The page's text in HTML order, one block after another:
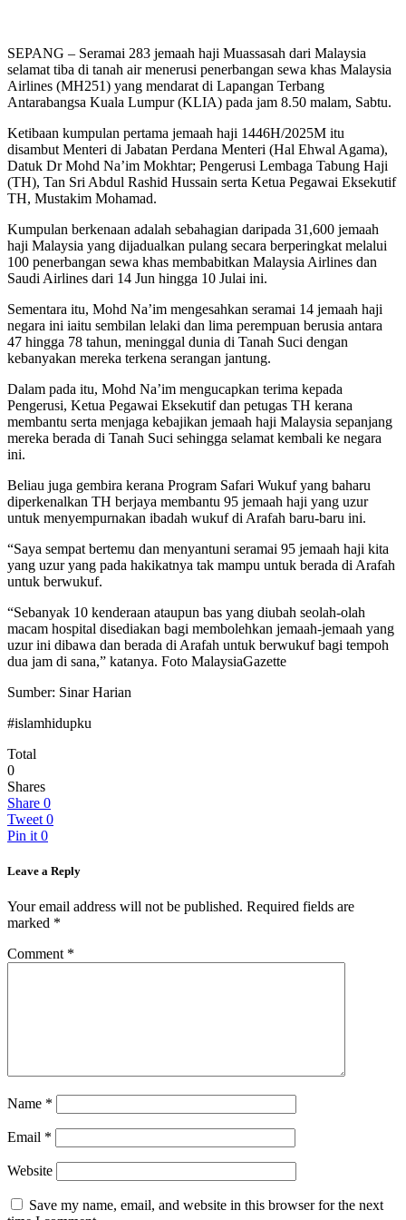
SEPANG – Seramai 283 jemaah haji Muassasah dari Malaysia
selamat tiba di tanah air menerusi penerbangan sewa khas Malaysia
Airlines (MH251) yang mendarat di Lapangan Terbang
Antarabangsa Kuala Lumpur (KLIA) pada jam 8.50 malam, Sabtu.
Ketibaan kumpulan pertama jemaah haji 1446H/2025M itu
disambut Menteri di Jabatan Perdana Menteri (Hal Ehwal Agama),
Datuk Dr Mohd Na’im Mokhtar; Pengerusi Lembaga Tabung Haji
(TH), Tan Sri Abdul Rashid Hussain serta Ketua Pegawai Eksekutif
TH, Mustakim Mohamad.
Kumpulan berkenaan adalah sebahagian daripada 31,600 jemaah
haji Malaysia yang dijadualkan pulang secara berperingkat melalui
100 penerbangan sewa khas membabitkan Malaysia Airlines dan
Saudi Airlines dari 14 Jun hingga 10 Julai ini.
Sementara itu, Mohd Na’im mengesahkan seramai 14 jemaah haji
negara ini iaitu sembilan lelaki dan lima perempuan berusia antara
47 hingga 78 tahun, meninggal dunia di Tanah Suci dengan
kebanyakan mereka terkena serangan jantung.
Dalam pada itu, Mohd Na’im mengucapkan terima kepada
Pengerusi, Ketua Pegawai Eksekutif dan petugas TH kerana
membantu serta menjaga kebajikan jemaah haji Malaysia sepanjang
mereka berada di Tanah Suci sehingga selamat kembali ke negara
ini.
Beliau juga gembira kerana Program Safari Wukuf yang baharu
diperkenalkan TH berjaya membantu 95 jemaah haji yang uzur
untuk menyempurnakan ibadah wukuf di Arafah baru-baru ini.
“Saya sempat bertemu dan menyantuni seramai 95 jemaah haji kita
yang uzur yang pada hakikatnya tak mampu untuk berada di Arafah
untuk berwukuf.
“Sebanyak 10 kenderaan ataupun bas yang diubah seolah-olah
macam hospital disediakan bagi membolehkan jemaah-jemaah yang
uzur ini dibawa dan berada di Arafah untuk berwukuf bagi tempoh
dua jam di sana,” katanya. Foto MalaysiaGazette
Sumber: Sinar Harian
#islamhidupku
Total
0
Shares
Share 0
Tweet 0
Pin it 0
Leave a Reply
Your email address will not be published. Required fields are
marked *
Comment *
Name *
Email *
Website
Save my name, email, and website in this browser for the next